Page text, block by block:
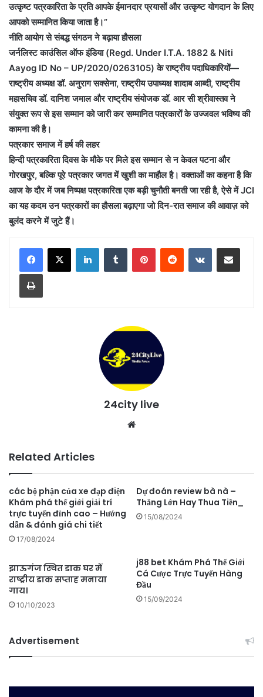
उत्कृष्ट पत्रकारिता के प्रति आपके ईमानदार प्रयासों और उत्कृष्ट योगदान के लिए
आपको सम्मानित किया जाता है।”
नीति आयोग से संबद्ध संगठन ने बढ़ाया हौसला
जर्नलिस्ट काउंसिल ऑफ इंडिया (Regd. Under I.T.A. 1882 & Niti
Aayog ID No – UP/2020/0263105) के राष्ट्रीय पदाधिकारियों—
राष्ट्रीय अध्यक्ष डॉ. अनुराग सक्सेना, राष्ट्रीय उपाध्यक्ष शादाब आब्दी, राष्ट्रीय
महासचिव डॉ. दानिश जमाल और राष्ट्रीय संयोजक डॉ. आर सी श्रीवास्तव ने
संयुक्त रूप से इस सम्मान को जारी कर सम्मानित पत्रकारों के उज्जवल भविष्य की
कामना की है।
पत्रकार समाज में हर्ष की लहर
हिन्दी पत्रकारिता दिवस के मौके पर मिले इस सम्मान से न केवल पटना और
गोरखपुर, बल्कि पूरे पत्रकार जगत में खुशी का माहौल है। वक्ताओं का कहना है कि
आज के दौर में जब निष्पक्ष पत्रकारिता एक बड़ी चुनौती बनती जा रही है, ऐसे में JCI
का यह कदम उन पत्रकारों का हौसला बढ़ाएगा जो दिन-रात समाज की आवाज़ को
बुलंद करने में जुटे हैं।
LinkedInTumblr PinterestReddit VKontakteShare via Email
Print
24city live
Related Articles
các bộ phận của xe đạp điện
Khám phá thế giới giải trí
trực tuyến đỉnh cao – Hướng
dẫn & đánh giá chi tiết
17/08/2024
Dự đoán review bà nà –
Thắng Lớn Hay Thua Tiền_
15/08/2024
झाऊगंज स्थित डाक घर में
राष्ट्रीय डाक सप्ताह मनाया
गाय।
10/10/2023
j88 bet Khám Phá Thế Giới
Cá Cược Trực Tuyến Hàng
Đầu
15/09/2024
Advertisement